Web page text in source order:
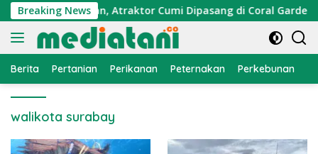
Langsung
ke
konten
Breaking News
Nelayan, Atraktor Cumi Dipasang di Coral Garden
Berita Pertanian Perikanan Peternakan Perkebunan
walikota surabay